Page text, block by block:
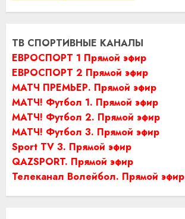
ТВ СПОРТИВНЫЕ КАНАЛЫ
ЕВРОСПОРТ 1 Прямой эфир
ЕВРОСПОРТ 2 Прямой эфир
МАТЧ ПРЕМЬЕР. Прямой эфир
МАТЧ! Футбол 1. Прямой эфир
МАТЧ! Футбол 2. Прямой эфир
МАТЧ! Футбол 3. Прямой эфир
Sport TV 3. Прямой эфир
QAZSPORT. Прямой эфир
Телеканал Волейбол. Прямой эфир